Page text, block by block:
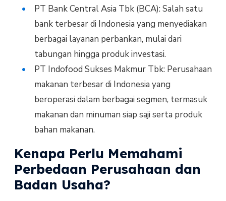
PT Bank Central Asia Tbk (BCA): Salah satu
bank terbesar di Indonesia yang menyediakan
berbagai layanan perbankan, mulai dari
tabungan hingga produk investasi.
PT Indofood Sukses Makmur Tbk: Perusahaan
makanan terbesar di Indonesia yang
beroperasi dalam berbagai segmen, termasuk
makanan dan minuman siap saji serta produk
bahan makanan.
Kenapa Perlu Memahami
Perbedaan Perusahaan dan
Badan Usaha?